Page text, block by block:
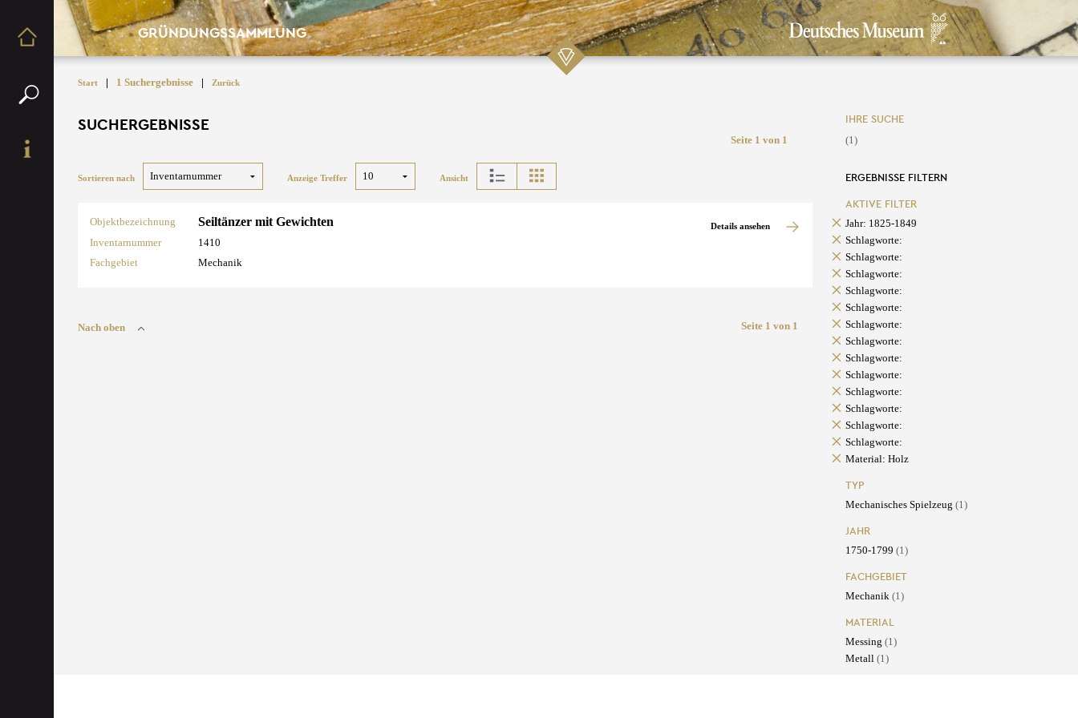
GRÜNDUNGSSAMMLUNG
Start | 1 Suchergebnisse | Zurück
SUCHERGEBNISSE
Seite 1 von 1
Sortieren nach Anzeige Treffer Ansicht
Objektbezeichnung Seiltänzer mit Gewichten
Inventarnummer
1410
Fachgebiet
Mechanik
Details ansehen
Nach oben Seite 1 von 1
IHRE SUCHE
(1)
ERGEBNISSE FILTERN
AKTIVE FILTER
Jahr: 1825-1849
Schlagworte:
Schlagworte:
Schlagworte:
Schlagworte:
Schlagworte:
Schlagworte:
Schlagworte:
Schlagworte:
Schlagworte:
Schlagworte:
Schlagworte:
Schlagworte:
Schlagworte:
Material: Holz
TYP
Mechanisches Spielzeug (1)
JAHR
1750-1799 (1)
FACHGEBIET
Mechanik (1)
MATERIAL
Messing (1)
Metall (1)